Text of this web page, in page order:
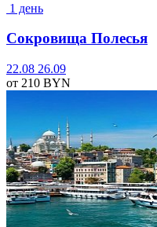
1 день
Сокровища Полесья
22.08 26.09
от 210 BYN